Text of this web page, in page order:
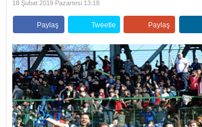
18 Şubat 2019 Pazartesi 13:18
Paylaş Tweetle Paylaş